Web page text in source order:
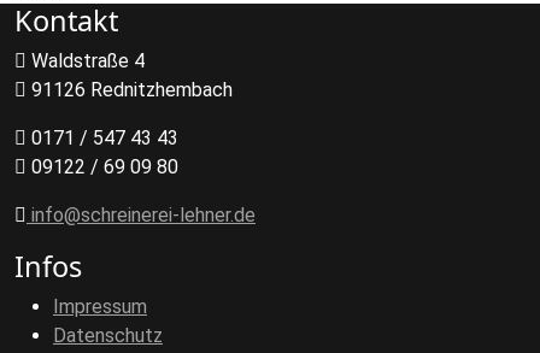
Kontakt
Waldstraße 4
91126 Rednitzhembach
0171 / 547 43 43
09122 / 69 09 80
info@schreinerei-lehner.de
Infos
Impressum
Datenschutz